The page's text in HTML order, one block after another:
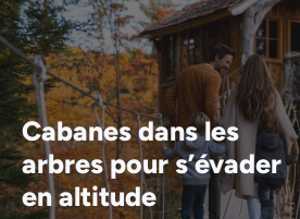
Cabanes dans les
arbres pour s’évader
en altitude